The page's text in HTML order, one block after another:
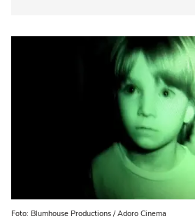
Foto: Blumhouse Productions / Adoro Cinema